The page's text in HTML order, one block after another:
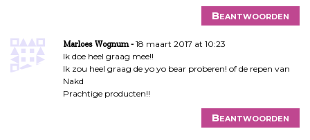
Beantwoorden
Marloes Wognum
18 maart 2017 at 10:23
Ik doe heel graag mee!!
Ik zou heel graag de yo yo bear proberen! of de repen van
Nakd
Prachtige producten!!
Beantwoorden